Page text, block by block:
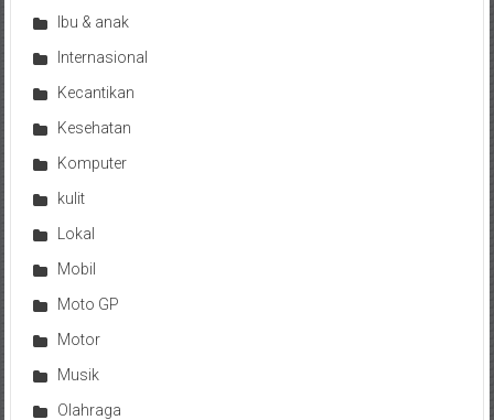
Ibu & anak
Internasional
Kecantikan
Kesehatan
Komputer
kulit
Lokal
Mobil
Moto GP
Motor
Musik
Olahraga